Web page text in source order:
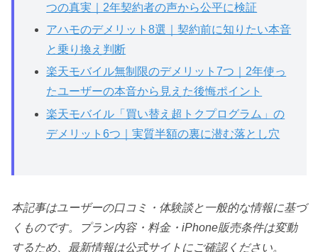
つの真実｜2年契約者の声から公平に検証
アハモのデメリット8選｜契約前に知りたい本音
と乗り換え判断
楽天モバイル無制限のデメリット7つ｜2年使っ
たユーザーの本音から見えた後悔ポイント
楽天モバイル「買い替え超トクプログラム」の
デメリット6つ｜実質半額の裏に潜む落とし穴
本記事はユーザーの口コミ・体験談と一般的な情報に基づ
くものです。プラン内容・料金・iPhone販売条件は変動
するため、最新情報は公式サイトにご確認ください。